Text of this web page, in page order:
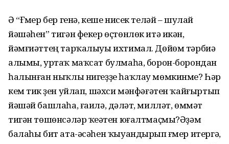
Ә “Ғүмер бер генә, кеше нисек теләй – шулай
йәшәһен” тигән фекер өҫтөнлөк итә икән,
йәмғиәттең тарҡалыуы ихтимал. Дөйөм тәрбиә
алымы, уртаҡ маҡсат булмаһа, борон-борондан
һалынған ныҡлы нигеҙҙе һаҡлау мөмкинме? Һәр
кем тик үҙен уйлап, шәхси мәнфәғәтен ҡайғыртып
йәшәй башлаһа, ғаилә, дәүләт, милләт, өммәт
тигән төшөнсәләр ҡеүәтен юғалтмаҫмы?Әҙәм
балаһы бит ата-әсәһен ҡыуандырып ғүмер итергә,